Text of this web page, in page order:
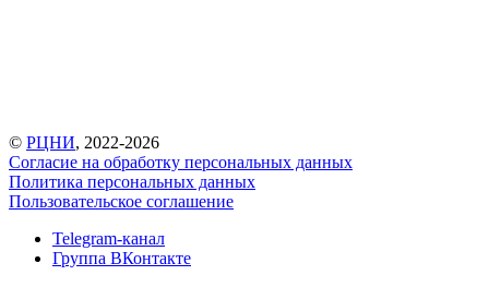
© РЦНИ, 2022-2026
Согласие на обработку персональных данных
Политика персональных данных
Пользовательское соглашение
Telegram-канал
Группа ВКонтакте